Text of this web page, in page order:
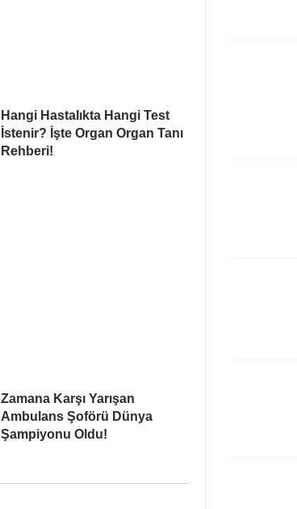
Hangi Hastalıkta Hangi Test
İstenir? İşte Organ Organ Tanı
Rehberi!
Zamana Karşı Yarışan
Ambulans Şoförü Dünya
Şampiyonu Oldu!